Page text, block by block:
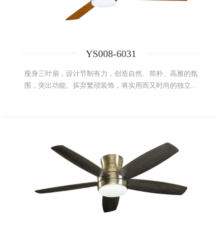
YS008-6031
瘦身三叶扇，设计节制有力，创造自然、简朴、高雅的氛
围，突出功能、摈弃繁琐装饰，将实用而又时尚的独立、